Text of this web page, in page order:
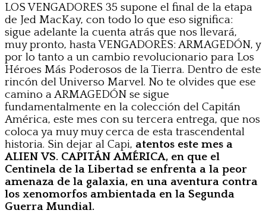
LOS VENGADORES 35 supone el final de la etapa
de Jed MacKay, con todo lo que eso significa:
sigue adelante la cuenta atrás que nos llevará,
muy pronto, hasta VENGADORES: ARMAGEDÓN, y
por lo tanto a un cambio revolucionario para Los
Héroes Más Poderosos de la Tierra. Dentro de este
rincón del Universo Marvel. No te olvides que ese
camino a ARMAGEDÓN se sigue
fundamentalmente en la colección del Capitán
América, este mes con su tercera entrega, que nos
coloca ya muy muy cerca de esta trascendental
historia. Sin dejar al Capi, atentos este mes a
ALIEN VS. CAPITÁN AMÉRICA, en que el
Centinela de la Libertad se enfrenta a la peor
amenaza de la galaxia, en una aventura contra
los xenomorfos ambientada en la Segunda
Guerra Mundial.